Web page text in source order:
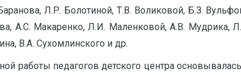
Л.Р. Болотиной, Т.В. Воликовой, Б.З.
А.С. Макаренко, Л.И. Маленковой, А.В. Мудрика,
В.А. Сухомлинского и др.
работы педагогов детского центра